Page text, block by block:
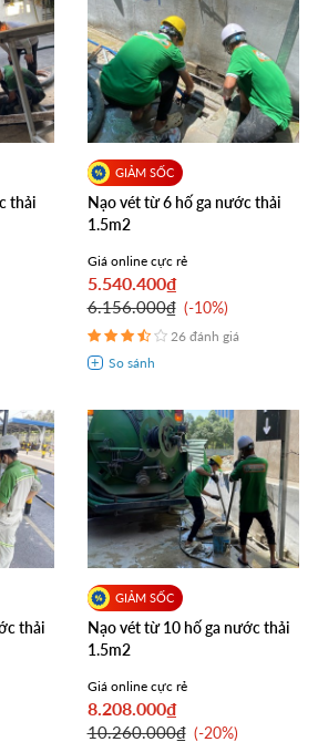
thải
Nạo vét từ 6 hố ga nước thải
1.5m2
Giá online cực rẻ
5.540.400₫
6.156.000₫ -10%
26 đánh giá
thải
Nạo vét từ 10 hố ga nước thải
1.5m2
Giá online cực rẻ
8.208.000₫
10.260.000₫ -20%